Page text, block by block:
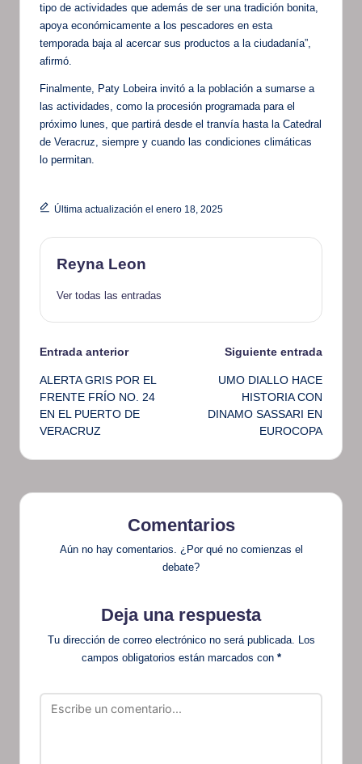
tipo de actividades que además de ser una tradición bonita,
apoya económicamente a los pescadores en esta
temporada baja al acercar sus productos a la ciudadanía”,
afirmó.
Finalmente, Paty Lobeira invitó a la población a sumarse a
las actividades, como la procesión programada para el
próximo lunes, que partirá desde el tranvía hasta la Catedral
de Veracruz, siempre y cuando las condiciones climáticas
lo permitan.
Última actualización el enero 18, 2025
Reyna Leon
Ver todas las entradas
Navegación
de
entradas
Entrada anterior
ALERTA GRIS POR EL
FRENTE FRÍO NO. 24
EN EL PUERTO DE
VERACRUZ
Siguiente entrada
UMO DIALLO HACE
HISTORIA CON
DINAMO SASSARI EN
EUROCOPA
Comentarios
Aún no hay comentarios. ¿Por qué no comienzas el
debate?
Deja una respuesta
Tu dirección de correo electrónico no será publicada. Los
campos obligatorios están marcados con *